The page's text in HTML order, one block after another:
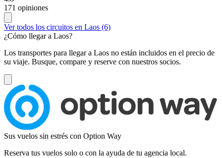
171 opiniones
Ver todos los circuitos en Laos (6)
¿Cómo llegar a Laos?
Los transportes para llegar a Laos no están incluidos en el precio de
su viaje. Busque, compare y reserve con nuestros socios.
Sus vuelos sin estrés con Option Way
Reserva tus vuelos solo o con la ayuda de tu agencia local.